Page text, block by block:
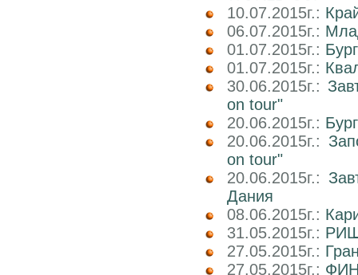
10.07.2015г.:
06.07.2015г.:
01.07.2015г.:
01.07.2015г.:
30.06.2015г.:
on tour"
20.06.2015г.:
20.06.2015г.:
on tour"
20.06.2015г.:
Дания
08.06.2015г.:
31.05.2015г.:
27.05.2015г.:
27.05.2015г.: